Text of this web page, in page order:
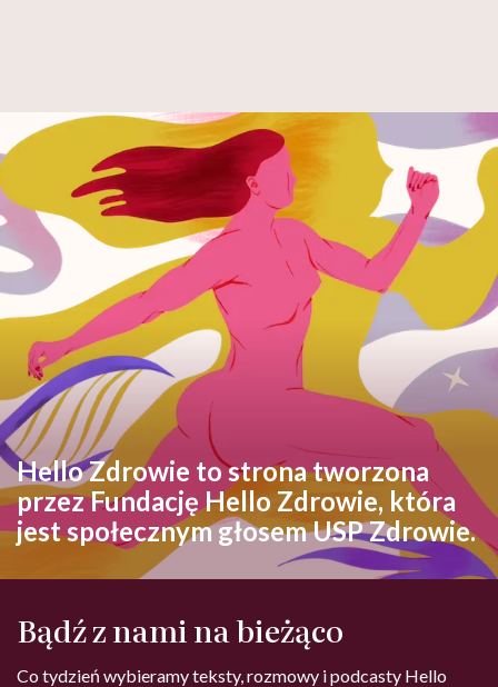
Hello Zdrowie to strona tworzona
przez Fundację Hello Zdrowie, która
jest społecznym głosem USP Zdrowie.
Bądź z nami na bieżąco
Co tydzień wybieramy teksty, rozmowy i podcasty Hello